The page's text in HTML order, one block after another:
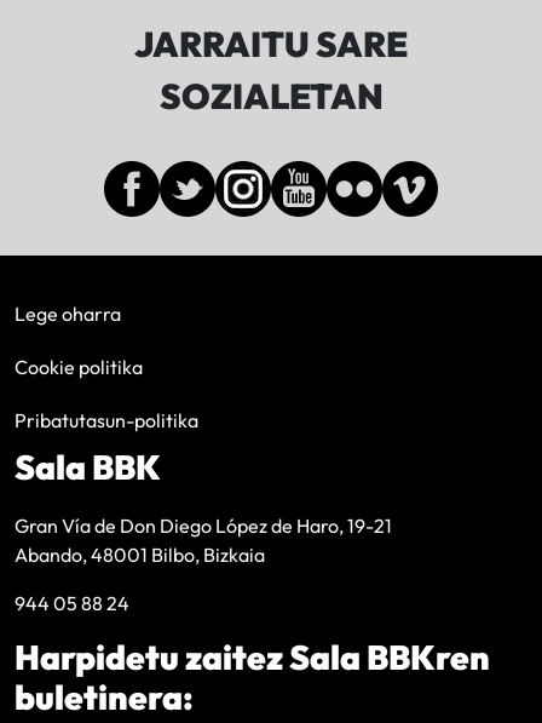
JARRAITU SARE
SOZIALETAN
Lege oharra
Cookie politika
Pribatutasun-politika
Sala BBK
Gran Vía de Don Diego López de Haro, 19-21
Abando, 48001 Bilbo, Bizkaia
944 05 88 24
Harpidetu zaitez Sala BBKren
buletinera: